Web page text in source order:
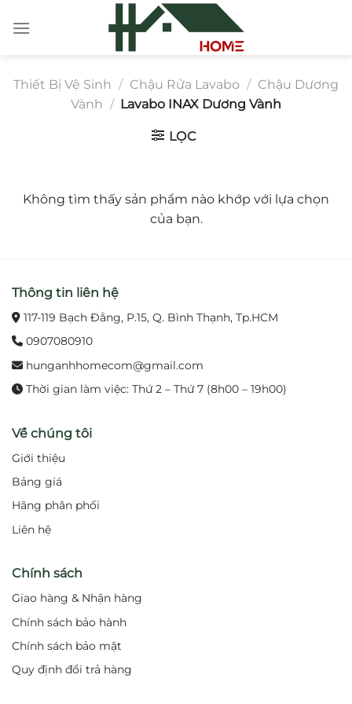
đến
Thiết Bị Vệ Sinh / Chậu Rửa Lavabo / Chậu Dương
Vành / Lavabo INAX Dương Vành
LỌC
Không tìm thấy sản phẩm nào khớp với lựa chọn
của bạn.
Thông tin liên hệ
117-119 Bạch Đằng, P.15, Q. Bình Thạnh, Tp.HCM
0907080910
hunganhhomecom@gmail.com
Thời gian làm việc: Thứ 2 – Thứ 7 (8h00 – 19h00)
Về chúng tôi
Giới thiệu
Bảng giá
Hãng phân phối
Liên hệ
Chính sách
Giao hàng & Nhận hàng
Chính sách bảo hành
Chính sách bảo mật
Quy định đổi trả hàng